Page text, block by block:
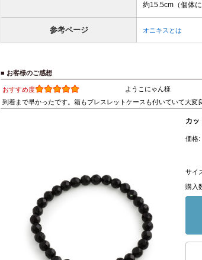
約15.5cm（個体
参考ページ オニキスとは
■ お客様のご感想
おすすめ度 ようこにゃん様
到着まで早かったです。箱もブレスレットケースも付いていて大変
カ
価格:
サイ
購入